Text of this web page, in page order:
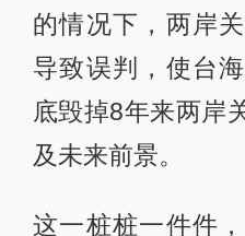
的情况下，两岸
导致误判，使台
底毁掉8年来两岸
及未来前景。
这一桩桩一件件